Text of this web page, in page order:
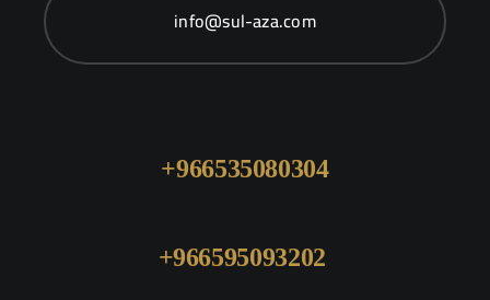
info@sul-aza.com
966535080304+